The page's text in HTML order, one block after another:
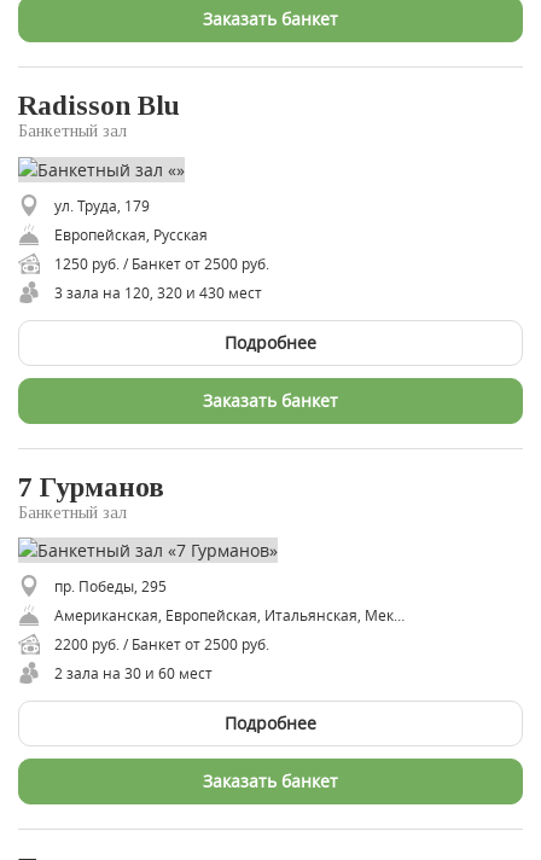
Заказать банкет
Radisson Blu
Банкетный зал
ул. Труда, 179
Европейская, Русская
1250 руб. / Банкет от 2500 руб.
3 зала на 120, 320 и 430 мест
Подробнее
Заказать банкет
7 Гурманов
Банкетный зал
пр. Победы, 295
Американская, Европейская, Итальянская, Мексиканская, Русская, Восточная, Советская, Средиземноморская
2200 руб. / Банкет от 2500 руб.
2 зала на 30 и 60 мест
Подробнее
Заказать банкет